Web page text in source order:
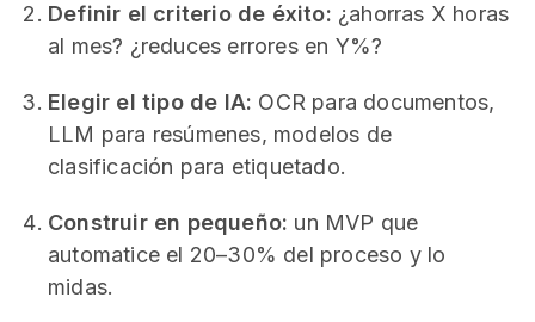
Definir el criterio de éxito: ¿ahorras X horas
al mes? ¿reduces errores en Y%?
Elegir el tipo de IA: OCR para documentos,
LLM para resúmenes, modelos de
clasificación para etiquetado.
Construir en pequeño: un MVP que
automatice el 20–30% del proceso y lo
midas.